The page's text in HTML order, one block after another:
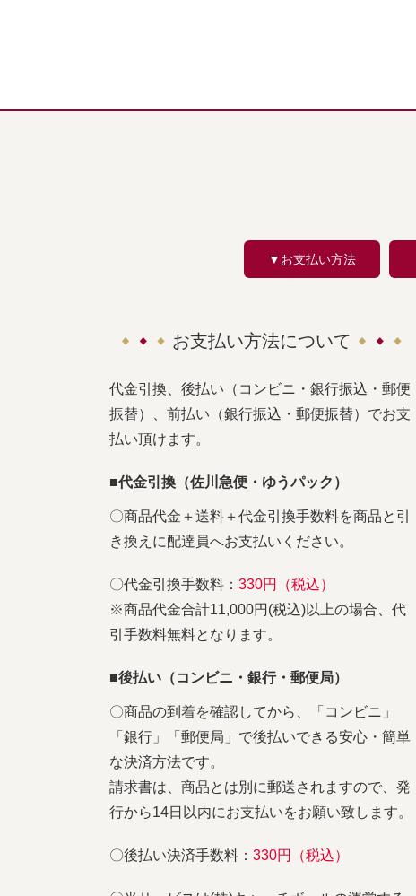
▼お支払い方法
お支払い方法について
代金引換、後払い（コンビニ・銀行振込・郵便
振替）、前払い（銀行振込・郵便振替）でお支
払い頂けます。
■代金引換（佐川急便・ゆうパック）
〇商品代金＋送料＋代金引換手数料を商品と引
き換えに配達員へお支払いください。
〇代金引換手数料： 330円（税込）
※商品代金合計11,000円(税込)以上の場合、代
引手数料無料となります。
■後払い（コンビニ・銀行・郵便局）
〇商品の到着を確認してから、「コンビニ」
「銀行」「郵便局」で後払いできる安心・簡単
な決済方法です。
請求書は、商品とは別に郵送されますので、発
行から14日以内にお支払いをお願い致します。
〇後払い決済手数料： 330円（税込）